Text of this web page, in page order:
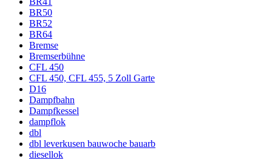
BR50
BR52
BR64
Bremse
Bremserbühne
CFL 450
CFL 450, CFL 455, 5 Zoll Garte
D16
Dampfbahn
Dampfkessel
dampflok
dbl
dbl leverkusen bauwoche bauarb
diesellok